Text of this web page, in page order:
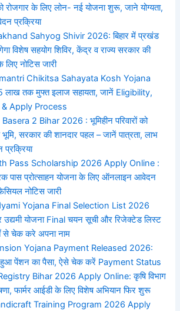
रोजगार के लिए लोन- नई योजना शुरू, जाने योग्यता,
प्रक्रिया
Sahyog Shivir 2026: बिहार में प्रखंड
विशेष सहयोग शिविर, केंद्र व राज्य सरकार की
नोटिस जारी
Chikitsa Sahayata Kosh Yojana
लाख तक मुफ्त इलाज सहायता, जानें Eligibility,
Apply Process
2 Bihar 2026 : भूमिहीन परिवारों को
भूमि, सरकार की शानदार पहल – जानें पात्रता, लाभ
Pass Scholarship 2026 Apply Online :
पास प्रोत्साहन योजना के लिए ऑनलाइन आवेदन
नोटिस जारी
Yojana Final Selection List 2026
उद्यमी योजना Final चयन सूची और रिजेक्टेड लिस्ट
से चेक करे अपना नाम
Yojana Payment Released 2026:
पेंशन का पैसा, ऐसे चेक करें Payment Status
Bihar 2026 Apply Online: कृषि विभाग
फार्मर आईडी के लिए विशेष अभियान फिर शुरू
Training Program 2026 Apply